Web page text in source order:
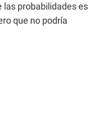
las probabilidades es
que no podría